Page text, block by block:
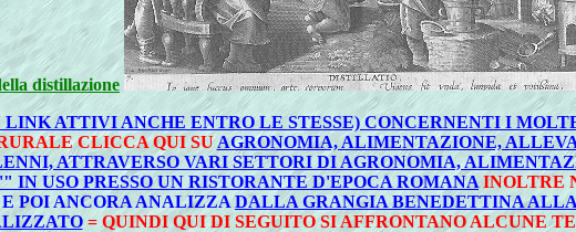
distillazione
ATTIVI ANCHE ENTRO LE STESSE) CONCERNENTI I
CLICCA QUI SUAGRONOMIA, ALIMENTAZIONE,
ATTRAVERSO VARI SETTORI DI AGRONOMIA,
USO PRESSO UN RISTORANTE D'EPOCA ROMANAINOLTRE
E POI ANCORA ANALIZZADALLA GRANGIA BENEDETTINA
= QUINDI QUI DI SEGUITO SI AFFRONTANO ALCUNE